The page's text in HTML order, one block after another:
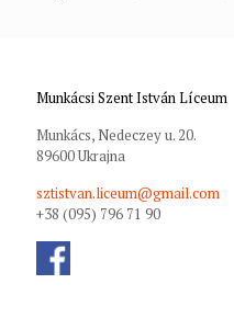
Munkácsi Szent István Líceum
Munkács, Nedeczey u. 20.
89600 Ukrajna
sztistvan.liceum@gmail.com
+38 (095) 796 71 90